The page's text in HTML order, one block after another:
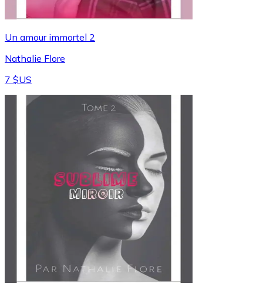
Un amour immortel 2
Nathalie Flore
7 $US